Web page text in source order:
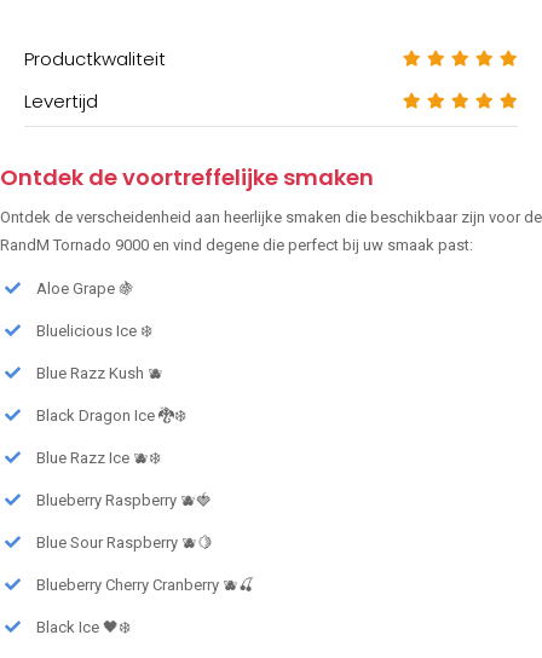
Productkwaliteit
Levertijd
Ontdek de voortreffelijke smaken
Ontdek de verscheidenheid aan heerlijke smaken die beschikbaar zijn voor de
RandM Tornado 9000 en vind degene die perfect bij uw smaak past:
Aloe Grape 🍇
Bluelicious Ice ❄️
Blue Razz Kush 🫐
Black Dragon Ice 🐉❄️
Blue Razz Ice 🫐❄️
Blueberry Raspberry 🫐🍓
Blue Sour Raspberry 🫐🍋
Blueberry Cherry Cranberry 🫐🍒
Black Ice 🖤❄️